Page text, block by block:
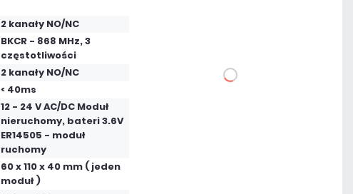
2 kanały NO/NC
BKCR - 868 MHz, 3
częstotliwości
2 kanały NO/NC
< 40ms
12 - 24 V AC/DC Moduł
nieruchomy, bateri 3.6V
ER14505 - moduł
ruchomy
60 x 110 x 40 mm ( jeden
moduł )
DO KOSZYKA